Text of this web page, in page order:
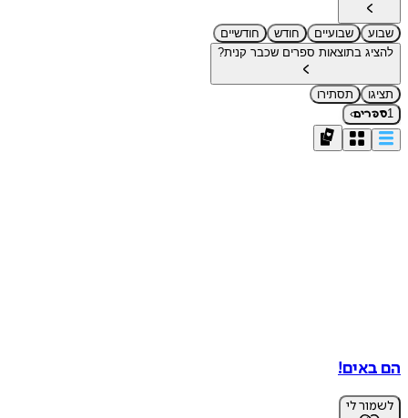
שבוע שבועיים חודש
חודשיים
להציג בתוצאות ספרים שכבר קנית?
תציגו
תסתירו
1ספרים›
הם באים!
לשמור לי